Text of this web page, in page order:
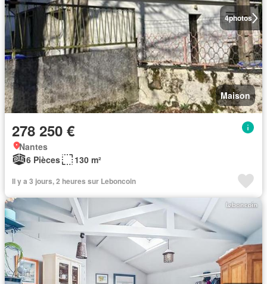
4photos
Maison
278 250 €
Nantes
6 Pièces
130 m²
Il y a 3 jours, 2 heures sur Leboncoin